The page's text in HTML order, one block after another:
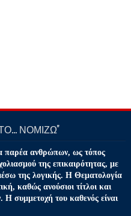
ΝΟΜΙΖΩ''
παρέα ανθρώπων, ως τόπος
της επικαιρότητας, με
της λογικής. Η Θεματολογία
καθώς ανούσιοι τίτλοι και
Η συμμετοχή του καθενός είναι